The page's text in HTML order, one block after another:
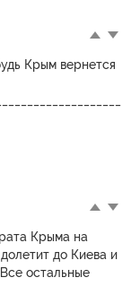
Крым вернется
Крыма на
до Киева и
остальные